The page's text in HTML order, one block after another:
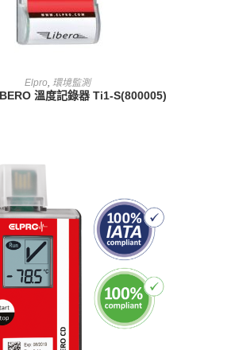
查看內容
Elpro, 環境監測
溫度記錄器 Ti1-S(800005)